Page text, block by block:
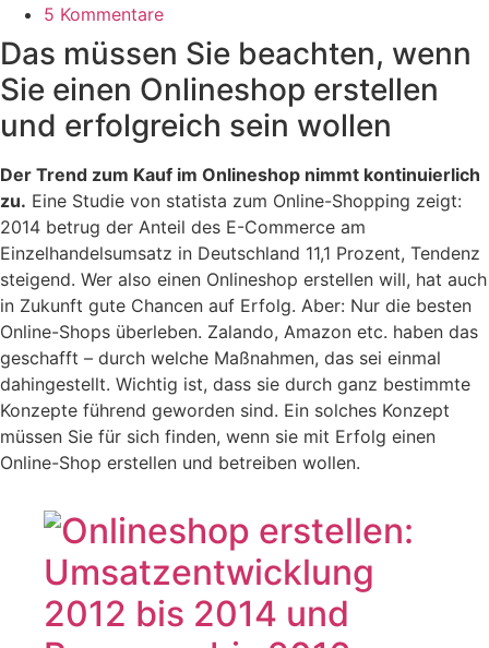
5 Kommentare
Das müssen Sie beachten, wenn
Sie einen Onlineshop erstellen
und erfolgreich sein wollen
Der Trend zum Kauf im Onlineshop nimmt kontinuierlich
zu. Eine Studie von statista zum Online-Shopping zeigt:
2014 betrug der Anteil des E-Commerce am
Einzelhandelsumsatz in Deutschland 11,1 Prozent, Tendenz
steigend. Wer also einen Onlineshop erstellen will, hat auch
in Zukunft gute Chancen auf Erfolg. Aber: Nur die besten
Online-Shops überleben. Zalando, Amazon etc. haben das
geschafft – durch welche Maßnahmen, das sei einmal
dahingestellt. Wichtig ist, dass sie durch ganz bestimmte
Konzepte führend geworden sind. Ein solches Konzept
müssen Sie für sich finden, wenn sie mit Erfolg einen
Online-Shop erstellen und betreiben wollen.